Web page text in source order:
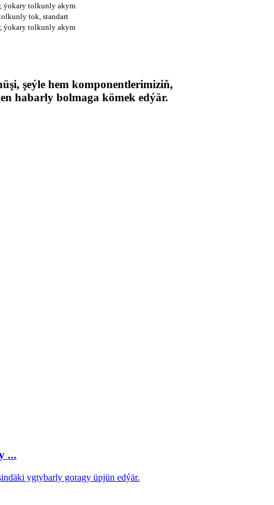
ýokary tolkunly akym
tok, standart
ýokary tolkunly akym
şeýle hem komponentlerimiziň,
habarly bolmaga kömek edýär.
...